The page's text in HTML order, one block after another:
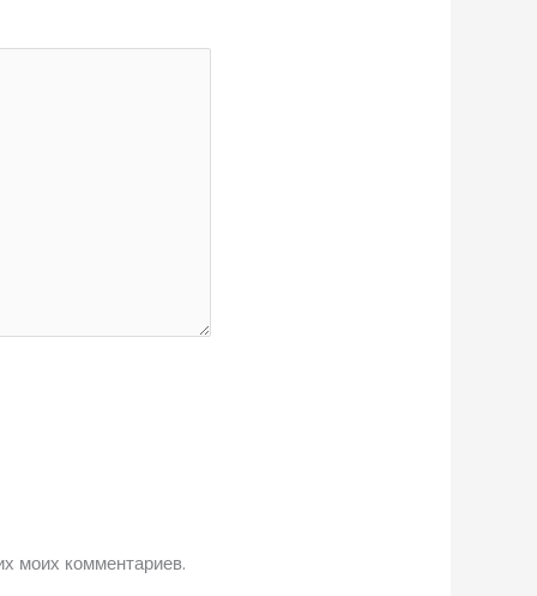
моих комментариев.